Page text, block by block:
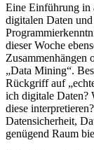
Eine Einführung in
digitalen Daten
dieser Woche
Zusammenhängen
„Data Mining“.
Rückgriff auf
ich digitale Daten?
diese
Datensicherheit,
genügend Raum